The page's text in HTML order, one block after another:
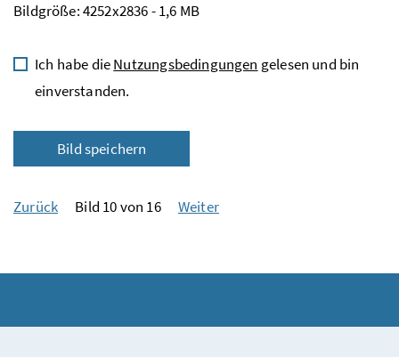
Bildgröße: 4252x2836 - 1,6 MB
Ich habe dieNutzungsbedingungen gelesen und bin
einverstanden.
Bild speichern
Zurück Bild 10 von 16 Weiter